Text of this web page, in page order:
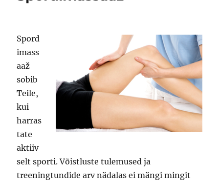
Spord
imass
aaž
sobib
Teile,
kui
harras
tate
aktiiv
selt sporti. Võistluste tulemused ja
treeningtundide arv nädalas ei mängi mingit